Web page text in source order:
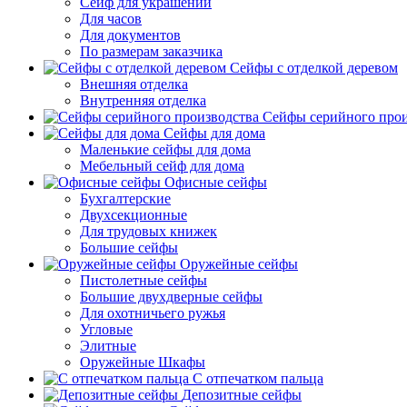
Для часов
Для документов
По размерам заказчика
Сейфы с отделкой деревом
Внешняя отделка
Внутренняя отделка
Сейфы серийного
Сейфы для дома
Маленькие сейфы для дома
Мебельный сейф для дома
Офисные сейфы
Бухгалтерские
Двухсекционные
Для трудовых книжек
Большие сейфы
Оружейные сейфы
Пистолетные сейфы
Большие двухдверные сейфы
Для охотничьего ружья
Угловые
Элитные
Оружейные Шкафы
С отпечатком пальца
Депозитные сейфы